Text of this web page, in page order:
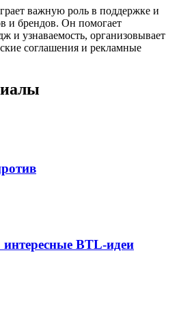
важную роль в поддержке и
и брендов. Он помогает
и узнаваемость, организовывает
соглашения и рекламные
BTL-идеи